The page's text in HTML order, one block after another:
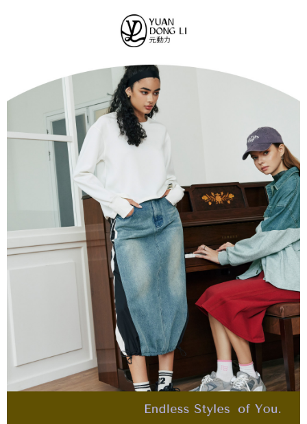
2.透過簡訊連結打開帳單後，可選擇「超商條碼／台灣大直營門市／銀行轉
帳／街口支付／iPASS MONEY」等通路繳費。
1.本服務係由「台灣大哥大股份有限公司」（以下簡稱本公司）所提供，讓
用戶於交易時，得透過本服務購買商品或服務，並由商店將買賣／分期付款
買賣價金債權讓與本公司後，依約使用本公司帳單繳交帳款。
2.基於同意付款使用「大哥付你分期」之契約關係目的，商店將以您的個人
資料（包含姓名、電話或地址）提供予台灣大哥大進項蒐集、處理及利用，
由本公司與您本人進行分期帳單所需資料之確認、核對及更正。
3.完整用戶服務條款，請詳閱以下連結：
https://oppay.tw/userRule
結帳頁面，進行簡訊認證並確認金額後，即可完成結帳。
２．訂單成立數日內，您將收到繳費通知簡訊。
３．收到繳費通知簡訊後14天內，點擊此簡訊中的連結，可透過四大超商／
※ 請注意：結帳手續完成當下不需立刻繳費，但若您需要取消訂單，請聯絡
購買商品的店家。未經商家同意取消之訂單仍視為有效，需透過AFTEE先享
後付繳納相關費用。
※ 交易是否成功請以「AFTEE先享後付 」之結帳頁面顯示為準，若有關於
是否繳費成功／繳費後需取消欲退款等相關疑問，請聯繫「AFTEE先享後付
客戶支援中心」
https://netprotections.freshdesk.com/support/home
【注意事項】
１．透過由恩沛科技股份有限公司提供之「AFTEE先享後付」服務完成之交
易，需依本服務之必要範圍內提供個人資料，並將交易相關給付款項請求債
權轉讓予恩沛科技股份有限公司。
２．關於個人資料處理事宜，請瀏覽以下網址：
https://aftee.tw/terms/#terms3
３．未成年的使用者請事先徵得法定代理人或監護人之同意方可使用
「AFTEE先享後付」，若未經同意申辦者引起之損失，本公司不負相關責
任。
４．使用「AFTEE先享後付」時，將依據個別帳號之用戶狀況，依本公司即
時審查核予不同之上限額度；若仍有額度不足之情形，本公司將視審查結果
請求用戶進行身份認證。
５．嚴禁一人註冊多個帳號或使用他人資訊註冊。若發現惡意使用之情形，
恩沛科技股份有限公司將有權停止該用戶之使用額度並採取法律行動。
每筆NT$120，滿NT$2,500(含以上)免運費
付款後萊爾富取貨
每筆NT$120，滿NT$2,500(含以上)免運費
7-11取貨付款
每筆NT$120，滿NT$2,500(含以上)免運費
付款後7-11取貨
每筆NT$120，滿NT$2,500(含以上)免運費
每筆NT$120，滿NT$2,500(含以上)免運費
宅配離島
每筆NT$120，滿NT$2,500(含以上)免運費
查看運費